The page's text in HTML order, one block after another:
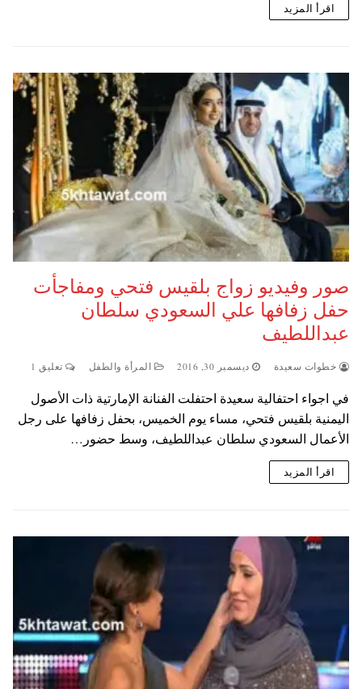
اقرأ المزيد
صور وفيديو ‫زواج بلقيس فتحي ومفاجأت
حفل زفافها علي السعودي سلطان
عبداللطيف
خطوات سعيدة ديسمبر 30, 2016 المرأة والطفل تعليق 1
في اجواء احتفالية سعيدة احتفلت الفنانة الإمارتية ذات الأصول
اليمنية بلقيس فتحي، مساء يوم الخميس، بحفل زفافها على رجل
الأعمال السعودي سلطان عبداللطيف، وسط حضور…
اقرأ المزيد